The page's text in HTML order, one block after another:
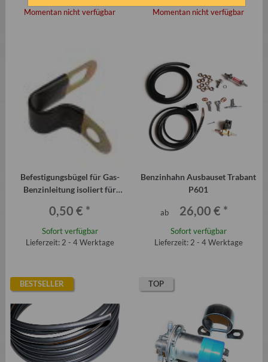
Momentan nicht verfügbar Momentan nicht verfügbar
Befestigungsbügel für Gas-
Benzinleitung isoliert für
0,50 € *
Sofort verfügbar
Lieferzeit: 2 - 4 Werktage
Benzinhahn Ausbauset Trabant
P601
ab 26,00 € *
Sofort verfügbar
Lieferzeit: 2 - 4 Werktage
BESTSELLER TOP